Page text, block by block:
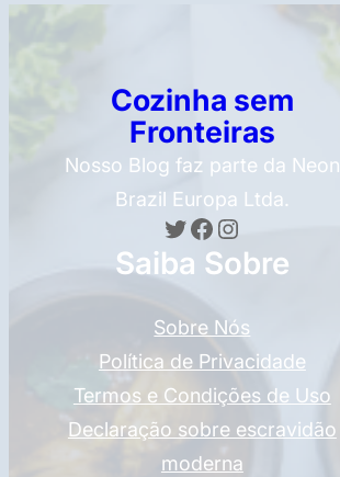
Cozinha sem
Fronteiras
Nosso Blog faz parte da Neon
Brazil Europa Ltda.
Twitter Facebook Instagram
Saiba Sobre
Sobre Nós
Política de Privacidade
Termos e Condições de Uso
Declaração sobre escravidão
moderna